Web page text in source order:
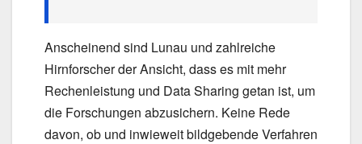
Anscheinend sind Lunau und zahlreiche
Hirnforscher der Ansicht, dass es mit mehr
Rechenleistung und Data Sharing getan ist, um
die Forschungen abzusichern. Keine Rede
davon, ob und inwieweit bildgebende Verfahren